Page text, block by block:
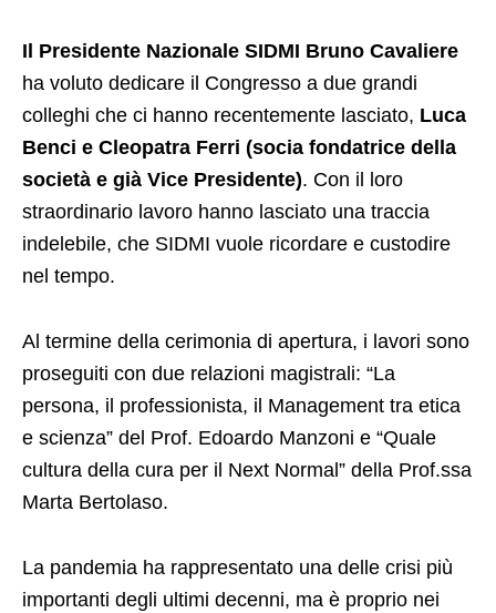
Il Presidente Nazionale SIDMI Bruno Cavaliere
ha voluto dedicare il Congresso a due grandi
colleghi che ci hanno recentemente lasciato, Luca
Benci e Cleopatra Ferri (socia fondatrice della
società e già Vice Presidente). Con il loro
straordinario lavoro hanno lasciato una traccia
indelebile, che SIDMI vuole ricordare e custodire
nel tempo.
Al termine della cerimonia di apertura, i lavori sono
proseguiti con due relazioni magistrali: “La
persona, il professionista, il Management tra etica
e scienza” del Prof. Edoardo Manzoni e “Quale
cultura della cura per il Next Normal” della Prof.ssa
Marta Bertolaso.
La pandemia ha rappresentato una delle crisi più
importanti degli ultimi decenni, ma è proprio nei